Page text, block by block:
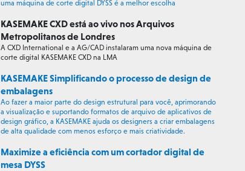
uma máquina de corte digital DYSS é a melhor escolha
KASEMAKE CXD está ao vivo nos Arquivos
Metropolitanos de Londres
A CXD International e a AG/CAD instalaram uma nova máquina de
corte digital KASEMAKE CXD na LMA
KASEMAKE Simplificando o processo de design de
embalagens
Ao fazer a maior parte do design estrutural para você, aprimorando
a visualização e suportando formatos de arquivo de aplicativos de
design gráfico, a KASEMAKE ajuda os designers a criar embalagens
de alta qualidade com menos esforço e mais criatividade.
Maximize a eficiência com um cortador digital de
mesa DYSS